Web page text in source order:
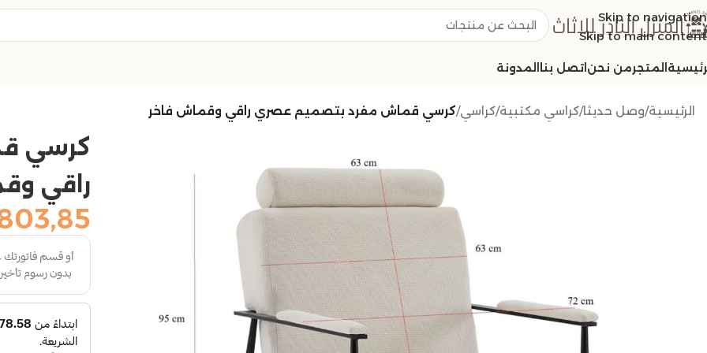
Skip to navigation
Skip to main content
المتجرمن نحن اتصل بنا المدونة
الرئيسية/وصل حديثا/كراسي مكتبية/كراسي/كرسي قماش مفرد بتصميم عصري راقي وقماش فاخر
كرسي
راقي